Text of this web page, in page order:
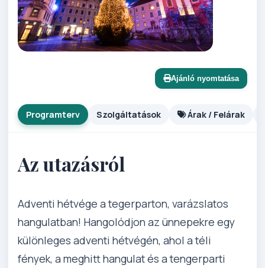
Ajánló nyomtatása
Programterv Szolgáltatások Árak / Felárak
Az utazásról
Adventi hétvége a tegerparton, varázslatos
hangulatban! Hangolódjon az ünnepekre egy
különleges adventi hétvégén, ahol a téli
fények, a meghitt hangulat és a tengerparti